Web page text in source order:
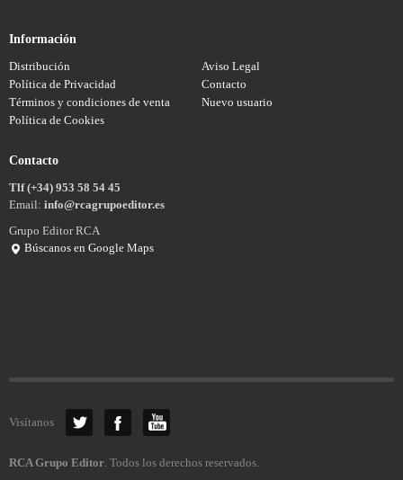
Información
Distribución
Aviso Legal
Política de Privacidad
Contacto
Términos y condiciones de venta
Nuevo usuario
Política de Cookies
Contacto
Tlf (+34) 953 58 54 45
Email: info@rcagrupoeditor.es
Grupo Editor RCA
Búscanos en Google Maps
Visítanos
RCA Grupo Editor. Todos los derechos reservados.